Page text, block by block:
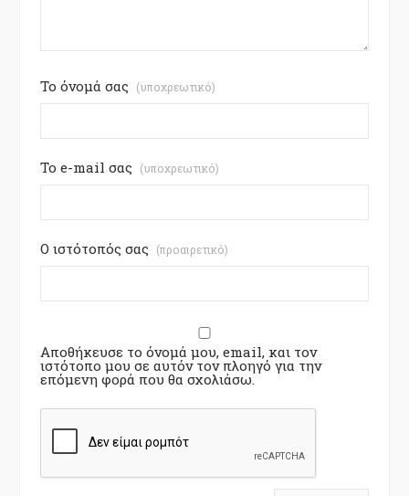
Το όνομά σας (υποχρεωτικό)
Το e-mail σας (υποχρεωτικό)
Ο ιστότοπός σας (προαιρετικό)
Αποθήκευσε το όνομά μου, email, και τον
ιστότοπο μου σε αυτόν τον πλοηγό για την
επόμενη φορά που θα σχολιάσω.